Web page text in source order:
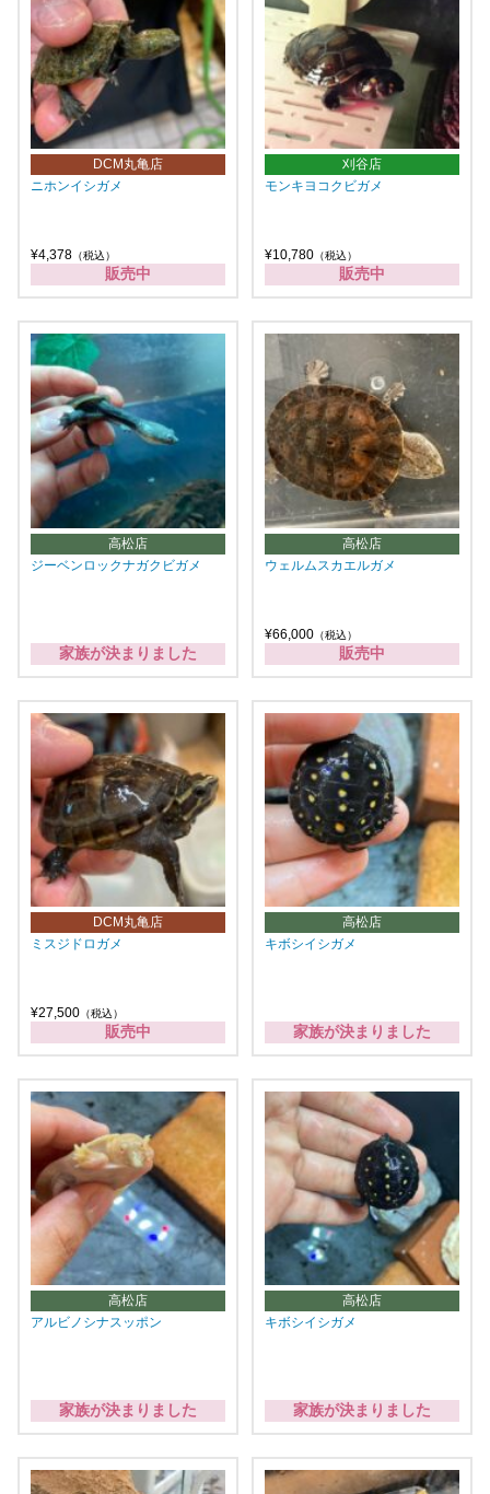
DCM丸亀店
ニホンイシガメ
¥4,378 （税込）
販売中
刈谷店
モンキヨコクビガメ
¥10,780 （税込）
販売中
高松店
ジーベンロックナガクビガメ
家族が決まりました
高松店
ウェルムスカエルガメ
¥66,000 （税込）
販売中
DCM丸亀店
ミスジドロガメ
¥27,500 （税込）
販売中
高松店
キボシイシガメ
家族が決まりました
高松店
アルビノシナスッポン
家族が決まりました
高松店
キボシイシガメ
家族が決まりました